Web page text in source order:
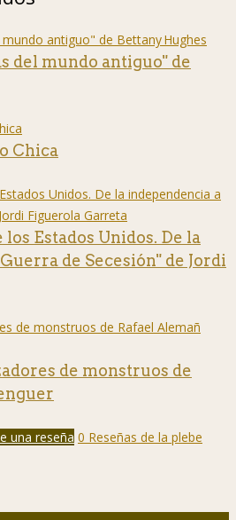
del mundo antiguo" de
Chica
Estados Unidos. De la
de Secesión" de Jordi
de monstruos de
una reseña 0 Reseñas de la plebe